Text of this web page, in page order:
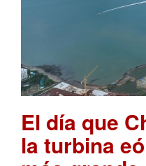
El día que
la turbina